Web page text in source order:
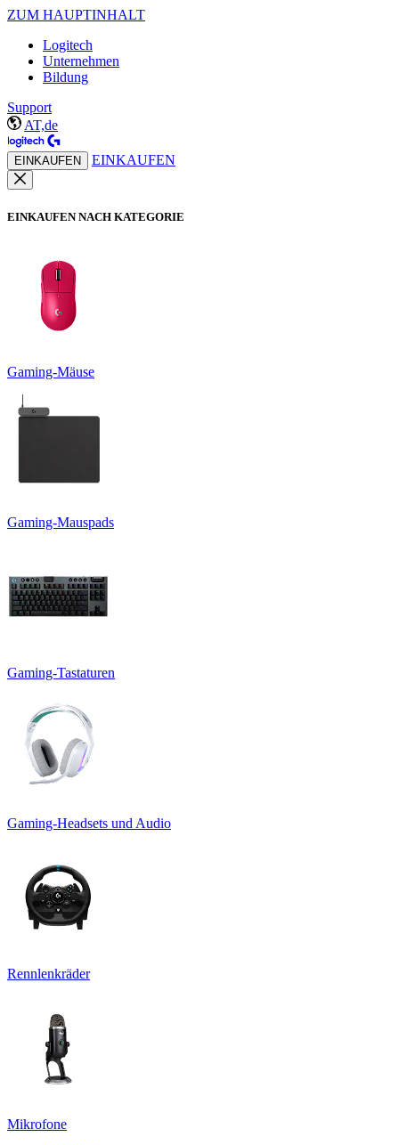
ZUM HAUPTINHALT
Logitech
Unternehmen
Bildung
Support
AT,de
EINKAUFEN EINKAUFEN
EINKAUFEN NACH KATEGORIE
Gaming-Mäuse
Gaming-Mauspads
Gaming-Tastaturen
Gaming-Headsets und Audio
Rennlenkräder
Mikrofone